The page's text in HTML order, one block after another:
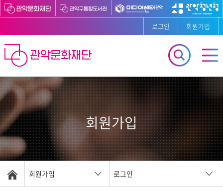
로그인 회원가입
회원가입
회원가입 로그인